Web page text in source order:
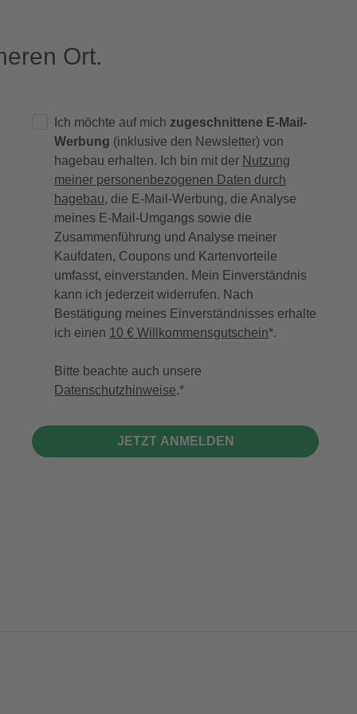
Ort.
Ich möchte auf mich zugeschnittene E-Mail-
Werbung (inklusive den Newsletter) von
hagebau erhalten. Ich bin mit der Nutzung
meiner personenbezogenen Daten durch
hagebau, die E-Mail-Werbung, die Analyse
meines E-Mail-Umgangs sowie die
Zusammenführung und Analyse meiner
Kaufdaten, Coupons und Kartenvorteile
umfasst, einverstanden. Mein Einverständnis
kann ich jederzeit widerrufen. Nach
Bestätigung meines Einverständnisses erhalte
ich einen 10 € Willkommensgutschein*.
Bitte beachte auch unsere
Datenschutzhinweise.
JETZT ANMELDEN